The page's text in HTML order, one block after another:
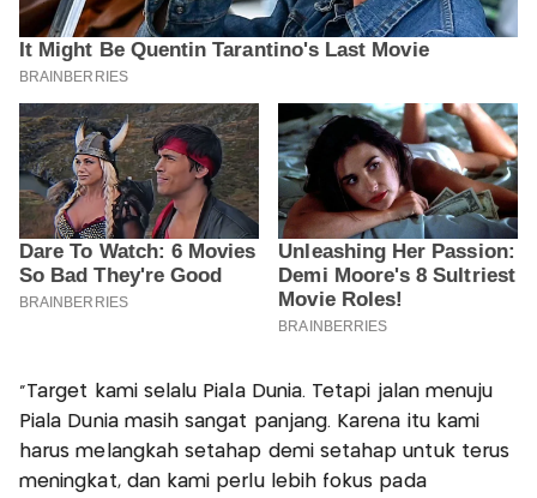
“Target kami selalu Piala Dunia. Tetapi jalan menuju
Piala Dunia masih sangat panjang. Karena itu kami
harus melangkah setahap demi setahap untuk terus
meningkat, dan kami perlu lebih fokus pada